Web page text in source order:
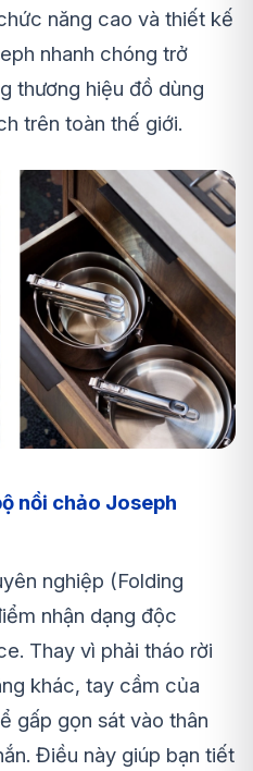
năng cao và thiết kế
nhanh chóng trở
thương hiệu đồ dùng
trên toàn thế giới.
nồi chảo Joseph
nghiệp (Folding
nhận dạng độc
Thay vì phải tháo rời
khác, tay cầm của
gấp gọn sát vào thân
Điều này giúp bạn tiết